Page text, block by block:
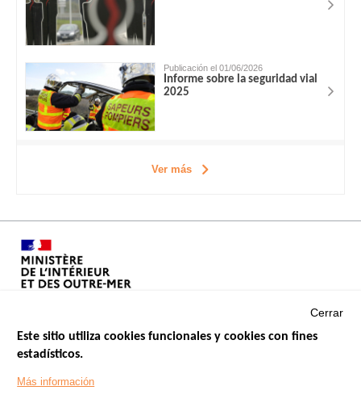
Publicación el 01/06/2026
Informe sobre la seguridad vial
2025
Ver más
Footer
Cerrar
Este sitio utiliza cookies funcionales y cookies con fines
estadísticos.
Más información